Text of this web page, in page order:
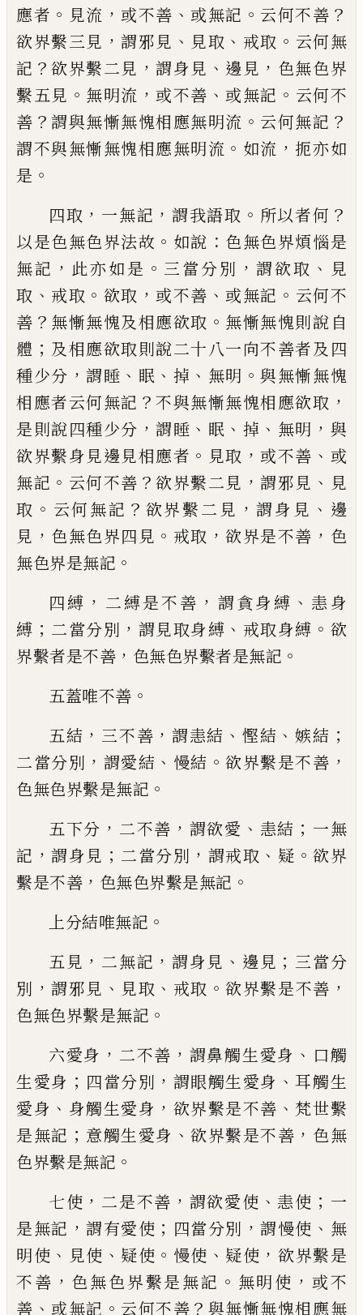
應者 。 見流 ， 或不善 、 或無記 。 云何不善 ？
欲界繫三見 ，謂邪見 、 見取 、 戒取 。 云何無
記 ？欲界繫二見 ，謂身見 、 邊見 ， 色無色界
繫五見 。 無明流 ， 或不善 、 或無記 。 云何不
善 ？謂與無慚無愧相應無明流 。 云何無記 ？
謂不與無慚無愧相應無明流 。 如流 ， 扼亦如
是 。
四取 ， 一無記 ，謂我語取 。 所以者何 ？
以是色無色界法故 。 如說 ： 色無色界煩惱是
無記 ， 此亦如是 。 三當分別 ，謂欲取 、 見
取 、 戒取 。 欲取 ， 或不善 、 或無記 。 云何不
善 ？ 無慚無愧及相應欲取 。 無慚無愧則說自
體 ； 及相應欲取則說二十八一向不善者及四
種少分 ，謂睡 、 眠 、 掉 、 無明 。與無慚無愧
相應者云何無記 ？不與無慚無愧相應欲取 ，
是則說四種少分 ，謂睡 、 眠 、 掉 、 無明 ， 與
欲界繫身見邊見相應者 。 見取 ， 或不善 、 或
無記 。 云何不善 ？欲界繫二見 ，謂邪見 、 見
取 。 云何無記 ？ 欲界繫二見 ，謂身見 、 邊
見 ， 色無色界四見 。 戒取 ，欲界是不善 ， 色
無色界是無記 。
四縛 ， 二縛是不善 ， 謂貪身縛 、 恚身
縛 ； 二當分別 ， 謂見取身縛 、 戒取身縛 。 欲
界繫者是不善 ， 色無色界繫者是無記 。
五蓋唯不善 。
五結 ， 三不善 ，謂恚結 、 慳結 、嫉結 ；
二當分別 ， 謂愛結 、 慢結 。欲界繫是不善 ，
色無色界繫是無記 。
五下分 ， 二不善 ， 謂欲愛 、 恚結 ； 一無
記 ，謂身見 ； 二當分別 ， 謂戒取 、 疑 。欲界
繫是不善 ， 色無色界繫是無記 。
上分結唯無記 。
五見 ， 二無記 ，謂身見 、 邊見 ； 三當分
別 ，謂邪見 、 見取 、 戒取 。欲界繫是不善 ，
色無色界繫是無記 。
六愛身 ， 二不善 ， 謂鼻觸生愛身 、 口觸
生愛身 ； 四當分別 ， 謂眼觸生愛身 、耳觸生
愛身 、 身觸生愛身 ， 欲界繫是不善 、 梵世繫
是無記 ； 意觸生愛身 、欲界繫是不善 ， 色無
色界繫是無記 。
七使 ， 二是不善 ， 謂欲愛使 、 恚使 ； 一
是無記 ，謂有愛使 ； 四當分別 ，謂慢使 、 無
明使 、 見使 、 疑使 。 慢使 、 疑使 ， 欲界繫是
不善 ， 色無色界繫是無記 。 無明使 ， 或不
善 、 或無記 。 云何不善 ？ 與無慚無愧相應無